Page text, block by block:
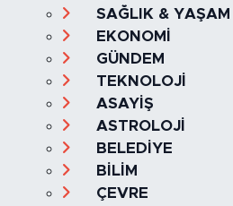
SAĞLIK & YAŞAM
EKONOMİ
GÜNDEM
TEKNOLOJİ
ASAYİŞ
ASTROLOJİ
BELEDİYE
BİLİM
ÇEVRE